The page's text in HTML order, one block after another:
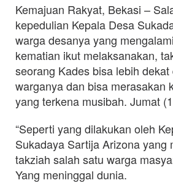
Kemajuan Rakyat, Bekasi –
kepedulian Kepala Desa
warga desanya yang
kematian ikut melaksanakan,
seorang Kades bisa lebih dekat
warganya dan bisa merasakan
yang terkena musibah. Jumat
“Seperti yang dilakukan oleh
Sukadaya Sartija Arizona yang
takziah salah satu warga
Yang meninggal dunia.